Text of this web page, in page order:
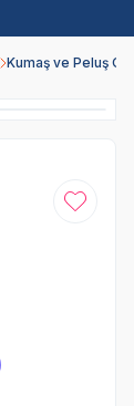
Kumaş ve Peluş
Favoriye